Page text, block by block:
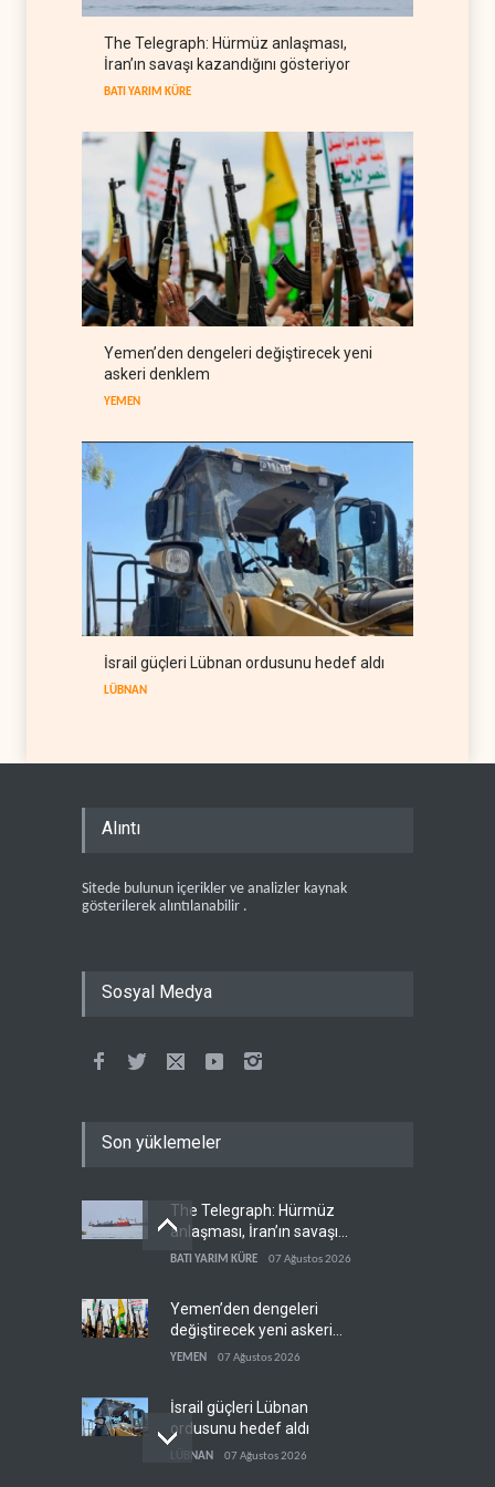
Galibaf, Trump'ın tehdit ve
müzakere mesajlarıyla alay
Trump: İran savaşı yakında
bitebilir, ABD silah stokları
zorlanıyor
BATI YARIM KÜRE 07 Ağustos 2026
İsrail ordusunda helikopter
krizi
İSRAİL 07 Ağustos 2026
yerine askeri üs projesi
The Telegraph: Hürmüz anlaşması,
İran’ın savaşı kazandığını gösteriyor
BATI YARIM KÜRE
Yemen’den dengeleri değiştirecek yeni
askeri denklem
YEMEN
İsrail güçleri Lübnan ordusunu hedef aldı
LÜBNAN
Alıntı
Sitede bulunun içerikler ve analizler kaynak
gösterilerek alıntılanabilir .
Sosyal Medya
Son yüklemeler
The Telegraph: Hürmüz
anlaşması, İran’ın savaşı
kazandığını gösteriyor
BATI YARIM KÜRE 07 Ağustos 2026
Yemen’den dengeleri
değiştirecek yeni askeri
denklem
YEMEN 07 Ağustos 2026
İsrail güçleri Lübnan
ordusunu hedef aldı
LÜBNAN 07 Ağustos 2026